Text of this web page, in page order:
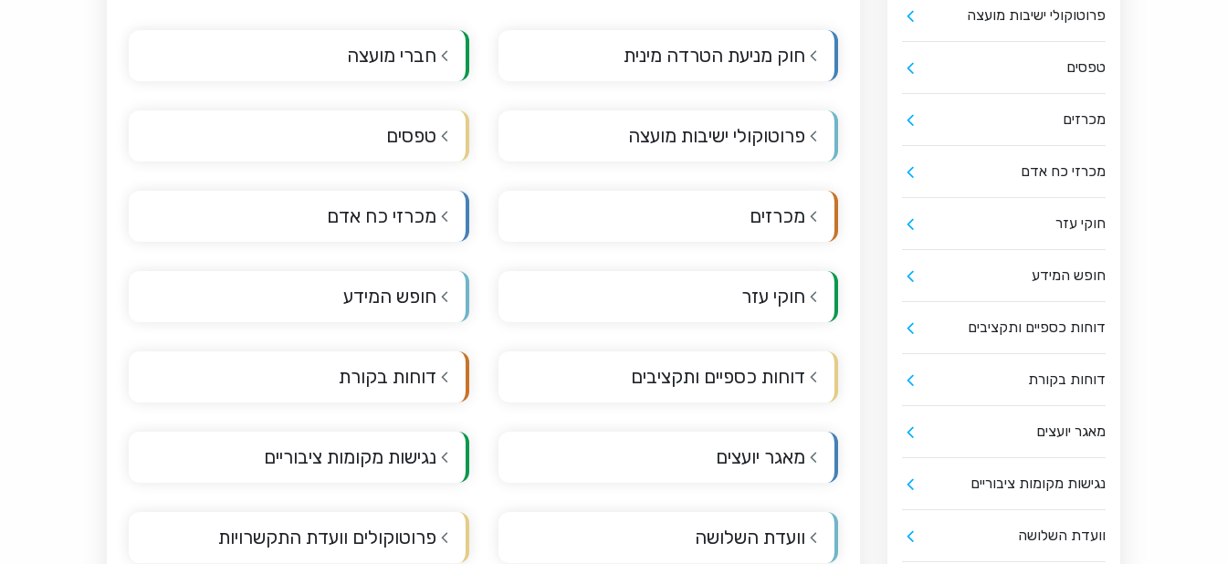
פרוטוקולי ישיבות מועצה
טפסים
מכרזים
מכרזי כח אדם
חוקי עזר
חופש המידע
דוחות כספיים ותקציבים
דוחות בקורת
מאגר יועצים
נגישות מקומות ציבוריים
וועדת השלושה
חוק מניעת הטרדה מינית חברי מועצה
פרוטוקולי ישיבות מועצה טפסים
מכרזים מכרזי כח אדם
חוקי עזר חופש המידע
דוחות כספיים ותקציבים דוחות בקורת
מאגר יועצים נגישות מקומות ציבוריים
וועדת השלושה פרוטוקולים וועדת התקשרויות